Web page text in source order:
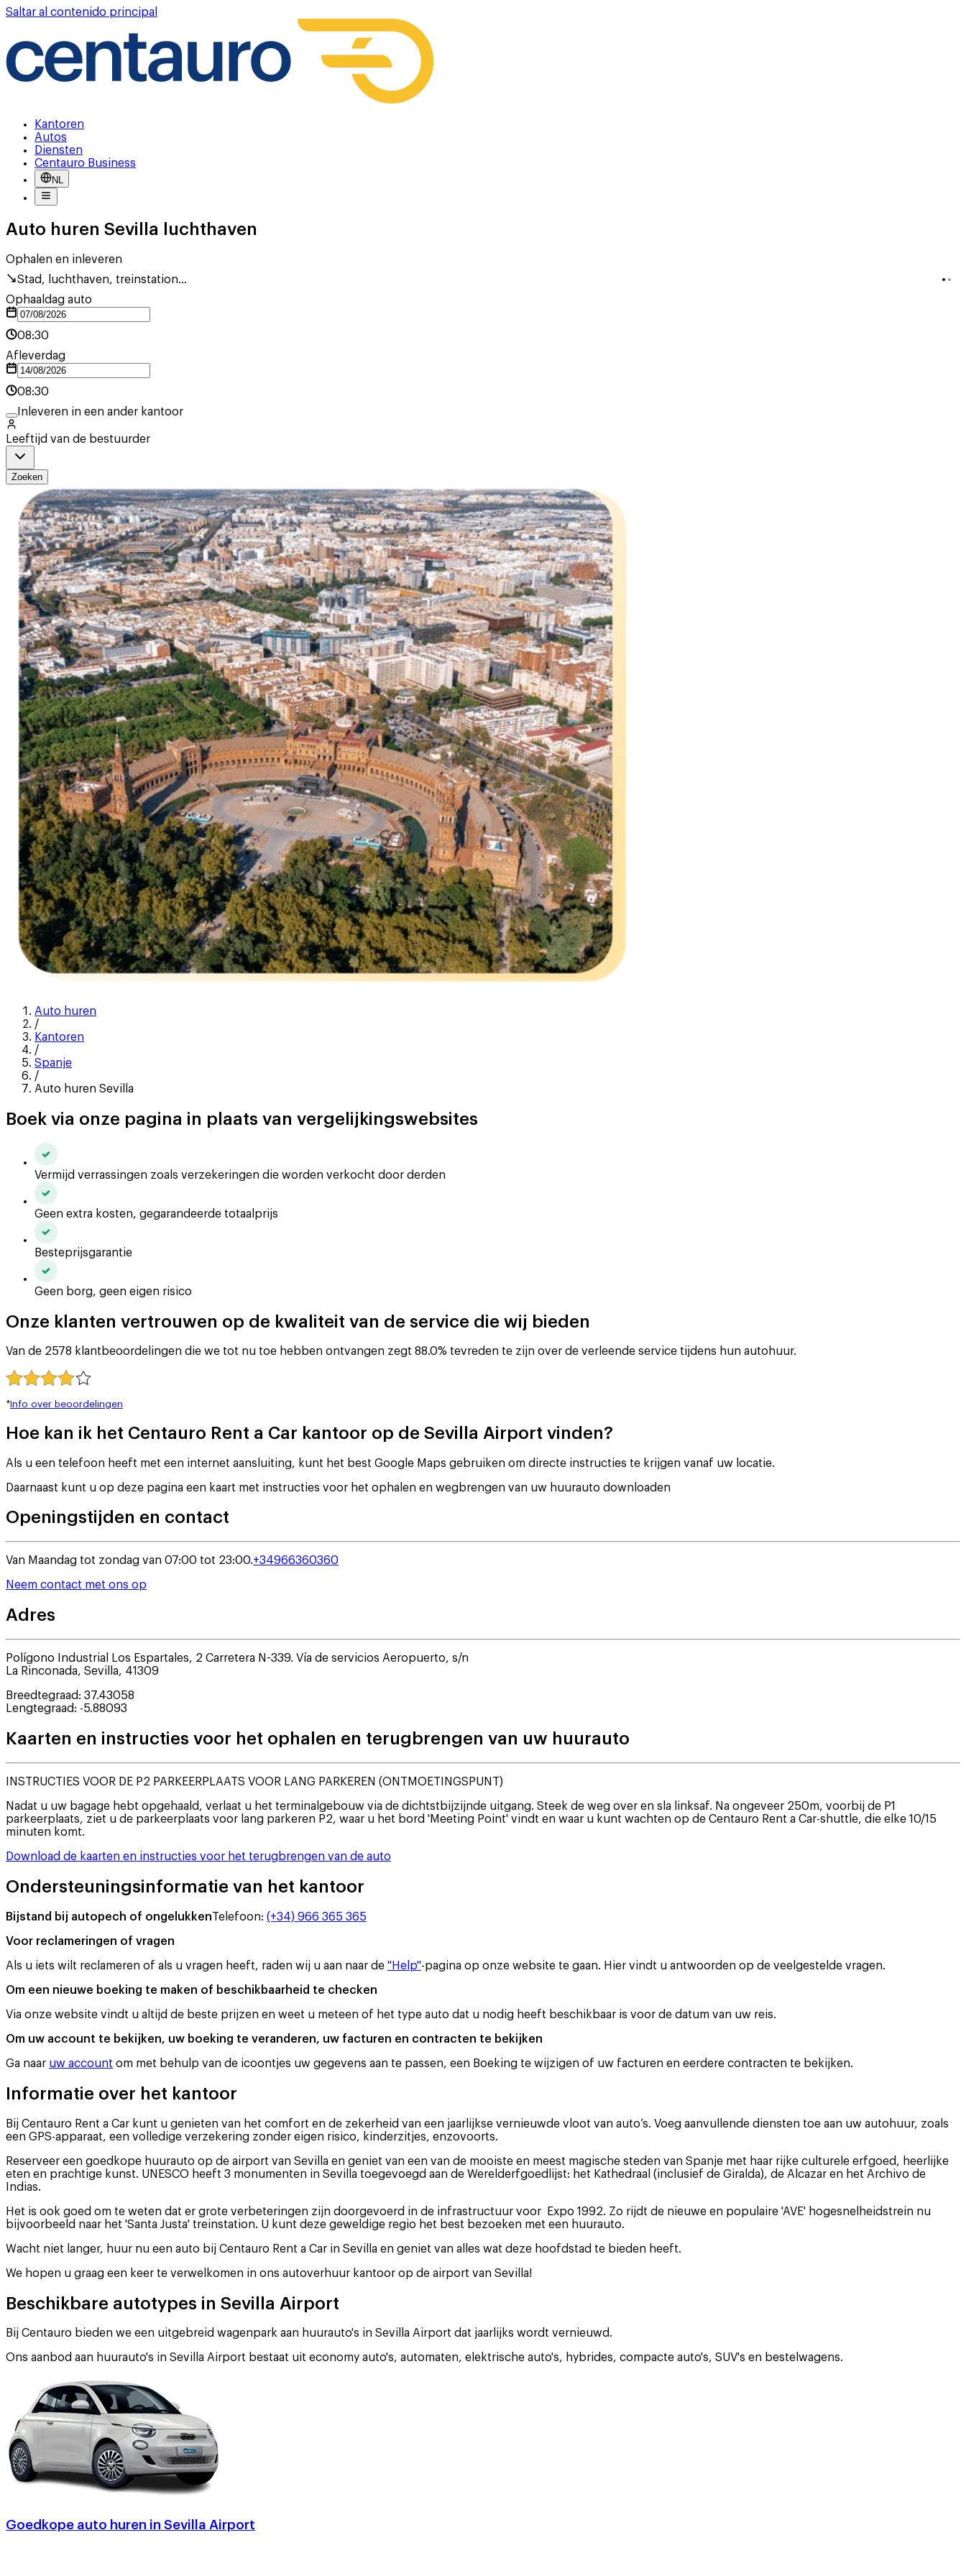
Saltar al contenido principal
Kantoren
Autos
Diensten
Centauro Business
NL
Auto huren Sevilla luchthaven
Ophalen en inleveren
Stad, luchthaven, treinstation...
Ophaaldag auto
08:30
Afleverdag
08:30
Inleveren in een ander kantoor
Leeftijd van de bestuurder
Zoeken
Auto huren
/
Kantoren
/
Spanje
/
Auto huren Sevilla
Boek via onze pagina in plaats van vergelijkingswebsites
Vermijd verrassingen zoals verzekeringen die worden verkocht door derden
Geen extra kosten, gegarandeerde totaalprijs
Besteprijsgarantie
Geen borg, geen eigen risico
Onze klanten vertrouwen op de kwaliteit van de service die wij bieden
Van de 2578 klantbeoordelingen die we tot nu toe hebben ontvangen zegt 88.0% tevreden te zijn over de verleende service tijdens hun autohuur.
*Info over beoordelingen
Hoe kan ik het Centauro Rent a Car kantoor op de Sevilla Airport vinden?
Als u een telefoon heeft met een internet aansluiting, kunt het best Google Maps gebruiken om directe instructies te krijgen vanaf uw locatie.
Daarnaast kunt u op deze pagina een kaart met instructies voor het ophalen en wegbrengen van uw huurauto downloaden
Openingstijden en contact
Van Maandag tot zondag van 07:00 tot 23:00.+34966360360
Neem contact met ons op
Adres
Polígono Industrial Los Espartales, 2 Carretera N-339. Vía de servicios Aeropuerto, s/n
La Rinconada, Sevilla, 41309
Breedtegraad: 37.43058
Lengtegraad: -5.88093
Kaarten en instructies voor het ophalen en terugbrengen van uw huurauto
INSTRUCTIES VOOR DE P2 PARKEERPLAATS VOOR LANG PARKEREN (ONTMOETINGSPUNT)
Nadat u uw bagage hebt opgehaald, verlaat u het terminalgebouw via de dichtstbijzijnde uitgang. Steek de weg over en sla linksaf. Na ongeveer 250m, voorbij de P1
parkeerplaats, ziet u de parkeerplaats voor lang parkeren P2, waar u het bord 'Meeting Point' vindt en waar u kunt wachten op de Centauro Rent a Car-shuttle, die elke 10/15
minuten komt.
Download de kaarten en instructies voor het terugbrengen van de auto
Ondersteuningsinformatie van het kantoor
Bijstand bij autopech of ongelukkenTelefoon: (+34) 966 365 365
Voor reclameringen of vragen
Als u iets wilt reclameren of als u vragen heeft, raden wij u aan naar de "Help"-pagina op onze website te gaan. Hier vindt u antwoorden op de veelgestelde vragen.
Om een nieuwe boeking te maken of beschikbaarheid te checken
Via onze website vindt u altijd de beste prijzen en weet u meteen of het type auto dat u nodig heeft beschikbaar is voor de datum van uw reis.
Om uw account te bekijken, uw boeking te veranderen, uw facturen en contracten te bekijken
Ga naar uw account om met behulp van de icoontjes uw gegevens aan te passen, een Boeking te wijzigen of uw facturen en eerdere contracten te bekijken.
Informatie over het kantoor
Bij Centauro Rent a Car kunt u genieten van het comfort en de zekerheid van een jaarlijkse vernieuwde vloot van auto’s. Voeg aanvullende diensten toe aan uw autohuur, zoals
een GPS-apparaat, een volledige verzekering zonder eigen risico, kinderzitjes, enzovoorts.
Reserveer een goedkope huurauto op de airport van Sevilla en geniet van een van de mooiste en meest magische steden van Spanje met haar rijke culturele erfgoed, heerlijke
eten en prachtige kunst. UNESCO heeft 3 monumenten in Sevilla toegevoegd aan de Werelderfgoedlijst: het Kathedraal (inclusief de Giralda), de Alcazar en het Archivo de
Indias.
Het is ook goed om te weten dat er grote verbeteringen zijn doorgevoerd in de infrastructuur voor Expo 1992. Zo rijdt de nieuwe en populaire 'AVE' hogesnelheidstrein nu
bijvoorbeeld naar het 'Santa Justa' treinstation. U kunt deze geweldige regio het best bezoeken met een huurauto.
Wacht niet langer, huur nu een auto bij Centauro Rent a Car in Sevilla en geniet van alles wat deze hoofdstad te bieden heeft.
We hopen u graag een keer te verwelkomen in ons autoverhuur kantoor op de airport van Sevilla!
Beschikbare autotypes in Sevilla Airport
Bij Centauro bieden we een uitgebreid wagenpark aan huurauto's in Sevilla Airport dat jaarlijks wordt vernieuwd.
Ons aanbod aan huurauto's in Sevilla Airport bestaat uit economy auto's, automaten, elektrische auto's, hybrides, compacte auto's, SUV's en bestelwagens.
Goedkope auto huren in Sevilla Airport